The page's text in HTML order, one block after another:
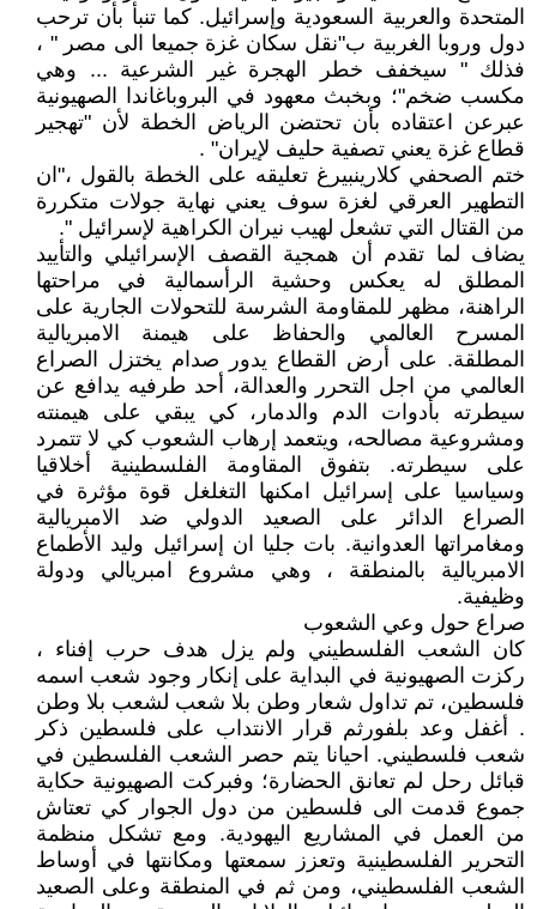
المتحدة والعربية السعودية وإسرائيل. كما تنبأ بأن ترحب
دول وروبا الغربية ب"نقل سكان غزة جميعا الى مصر " ،
فذلك " سيخفف خطر الهجرة غير الشرعية ... وهي
مكسب ضخم"؛ وبخبث معهود في البروباغاندا الصهيونية
عبرعن اعتقاده بأن تحتضن الرياض الخطة لأن "تهجير
قطاع غزة يعني تصفية حليف لإيران" .
ختم الصحفي كلارينبيرغ تعليقه على الخطة بالقول ،"ان
التطهير العرقي لغزة سوف يعني نهاية جولات متكررة
من القتال التي تشعل لهيب نيران الكراهية لإسرائيل ".
يضاف لما تقدم أن همجية القصف الإسرائيلي والتأييد
المطلق له يعكس وحشية الرأسمالية في مراحتها
الراهنة، مظهر للمقاومة الشرسة للتحولات الجارية على
المسرح العالمي والحفاظ على هيمنة الامبريالية
المطلقة. على أرض القطاع يدور صدام يختزل الصراع
العالمي من اجل التحرر والعدالة، أحد طرفيه يدافع عن
سيطرته بأدوات الدم والدمار، كي يبقي على هيمنته
ومشروعية مصالحه، ويتعمد إرهاب الشعوب كي لا تتمرد
على سيطرته. بتفوق المقاومة الفلسطينية أخلاقيا
وسياسيا على إسرائيل امكنها التغلغل قوة مؤثرة في
الصراع الدائر على الصعيد الدولي ضد الامبريالية
ومغامراتها العدوانية. بات جليا ان إسرائيل وليد الأطماع
الامبريالية بالمنطقة ، وهي مشروع امبريالي ودولة
وظيفية.
صراع حول وعي الشعوب
كان الشعب الفلسطيني ولم يزل هدف حرب إفناء ،
ركزت الصهيونية في البداية على إنكار وجود شعب اسمه
فلسطين، تم تداول شعار وطن بلا شعب لشعب بلا وطن
. أغفل وعد بلفورثم قرار الانتداب على فلسطين ذكر
شعب فلسطيني. احيانا يتم حصر الشعب الفلسطين في
قبائل رحل لم تعانق الحضارة؛ وفبركت الصهيونية حكاية
جموع قدمت الى فلسطين من دول الجوار كي تعتاش
من العمل في المشاريع اليهودية. ومع تشكل منظمة
التحرير الفلسطينية وتعزز سمعتها ومكانتها في أوساط
الشعب الفلسطيني، ومن ثم في المنطقة وعلى الصعيد